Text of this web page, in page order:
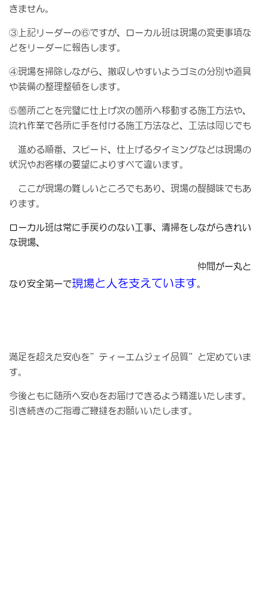
きません。
③上記リーダーの⑥ですが、ローカル班は現場の変更事項な
どをリーダーに報告します。
④現場を掃除しながら、撤収しやすいようゴミの分別や道具
や装備の整理整頓をします。
⑤箇所ごとを完璧に仕上げ次の箇所へ移動する施工方法や、
流れ作業で各所に手を付ける施工方法など、工法は同じでも
進める順番、スピード、仕上げるタイミングなどは現場の
状況やお客様の要望によりすべて違います。
ここが現場の難しいところでもあり、現場の醍醐味でもあ
ります。
ローカル班は常に手戻りのない工事、清掃をしながらきれい
な現場、
仲間が一丸と
なり安全第一で現場と人を支えています。
満足を超えた安心を”ティーエムジェイ品質”と定めていま
す。
今後ともに随所へ安心をお届けできるよう精進いたします。
引き続きのご指導ご鞭撻をお願いいたします。